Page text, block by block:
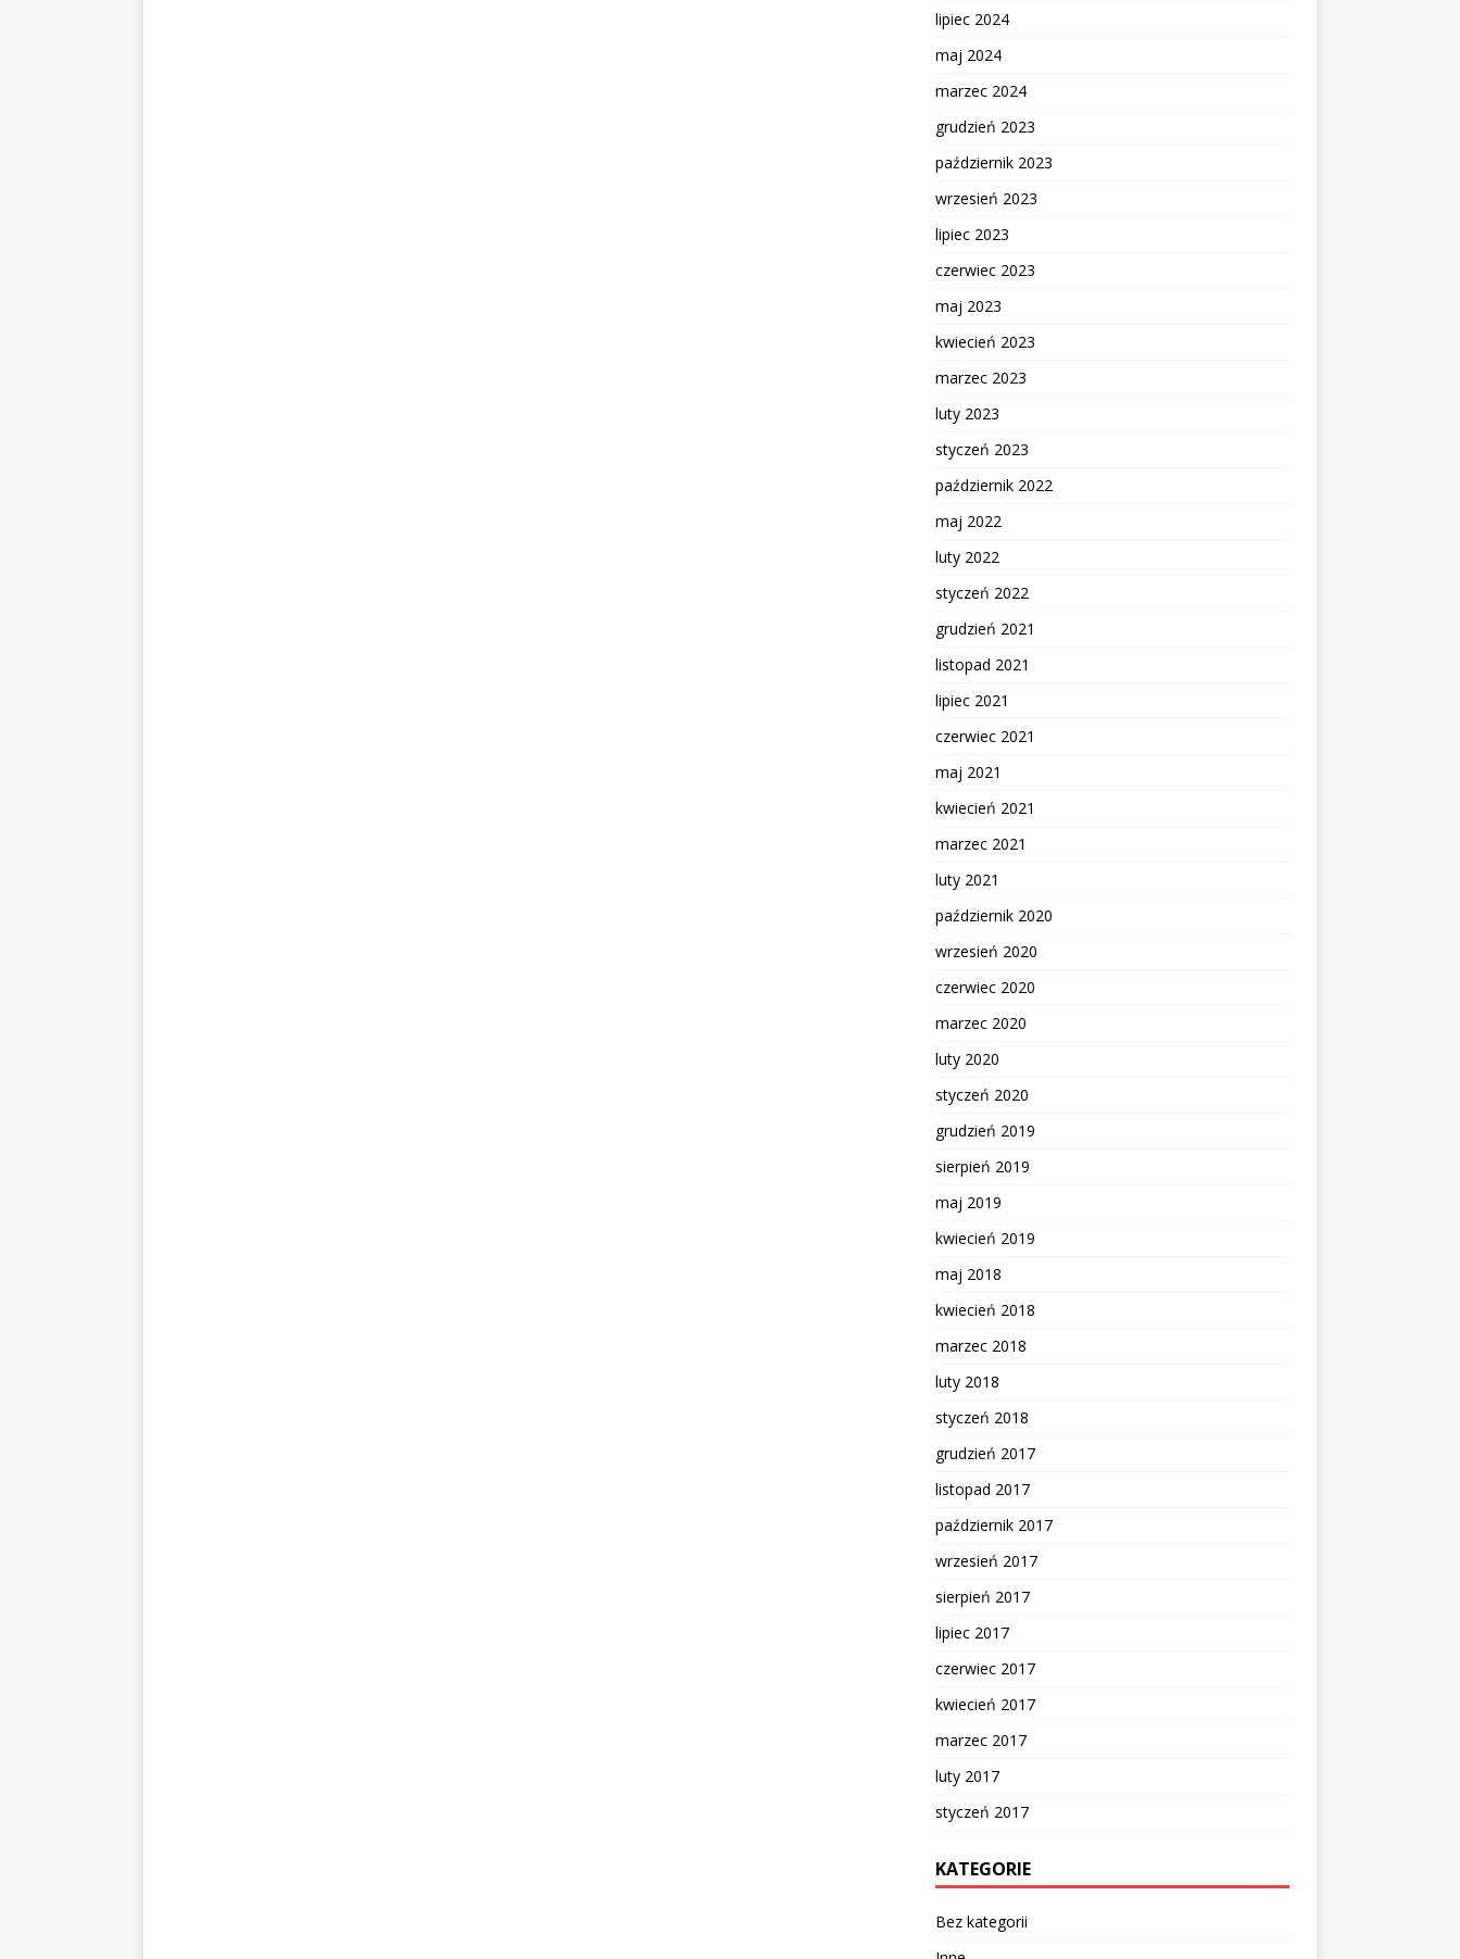
lipiec 2024
maj 2024
marzec 2024
grudzień 2023
październik 2023
wrzesień 2023
lipiec 2023
czerwiec 2023
maj 2023
kwiecień 2023
marzec 2023
luty 2023
styczeń 2023
październik 2022
maj 2022
luty 2022
styczeń 2022
grudzień 2021
listopad 2021
lipiec 2021
czerwiec 2021
maj 2021
kwiecień 2021
marzec 2021
luty 2021
październik 2020
wrzesień 2020
czerwiec 2020
marzec 2020
luty 2020
styczeń 2020
grudzień 2019
sierpień 2019
maj 2019
kwiecień 2019
maj 2018
kwiecień 2018
marzec 2018
luty 2018
styczeń 2018
grudzień 2017
listopad 2017
październik 2017
wrzesień 2017
sierpień 2017
lipiec 2017
czerwiec 2017
kwiecień 2017
marzec 2017
luty 2017
styczeń 2017
KATEGORIE
Bez kategorii